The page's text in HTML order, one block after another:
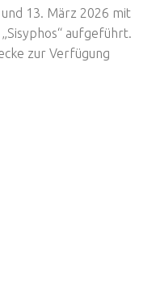
13. März 2026 mit
aufgeführt.
zur Verfügung